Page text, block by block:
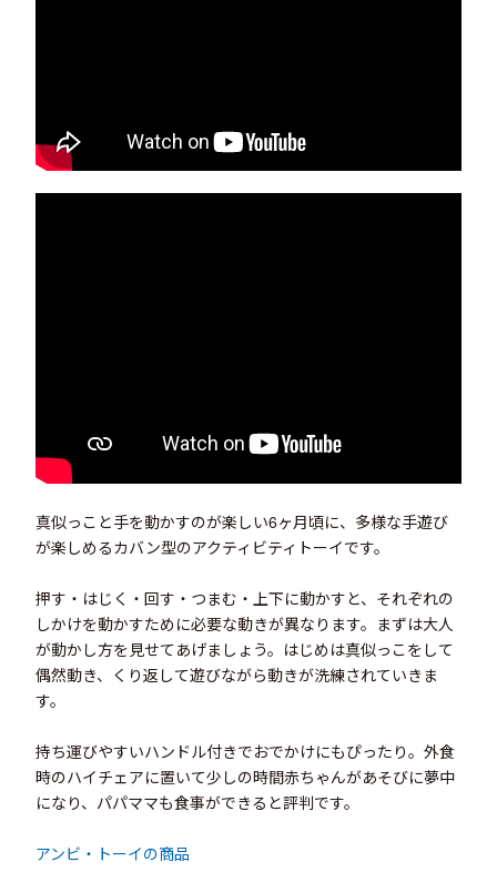
真似っこと手を動かすのが楽しい6ヶ月頃に、多様な手遊び
が楽しめるカバン型のアクティビティトーイです。
押す・はじく・回す・つまむ・上下に動かすと、それぞれの
しかけを動かすために必要な動きが異なります。まずは大人
が動かし方を見せてあげましょう。はじめは真似っこをして
偶然動き、くり返して遊びながら動きが洗練されていきま
す。
持ち運びやすいハンドル付きでおでかけにもぴったり。外食
時のハイチェアに置いて少しの時間赤ちゃんがあそびに夢中
になり、パパママも食事ができると評判です。
アンビ・トーイの商品